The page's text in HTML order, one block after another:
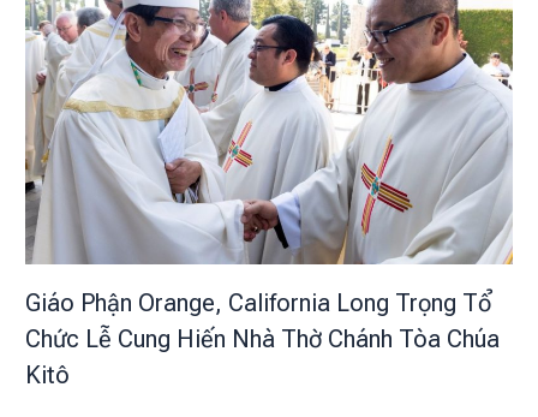
Giáo Phận Orange, California Long Trọng Tổ
Chức Lễ Cung Hiến Nhà Thờ Chánh Tòa Chúa
Kitô